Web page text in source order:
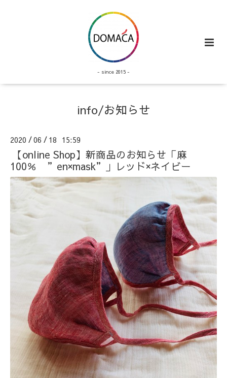
- since 2015 -
info/お知らせ
2020 /06 / 18 15:59
【online Shop】新商品のお知らせ「麻
100％ ”en×mask”」レッド×ネイビー